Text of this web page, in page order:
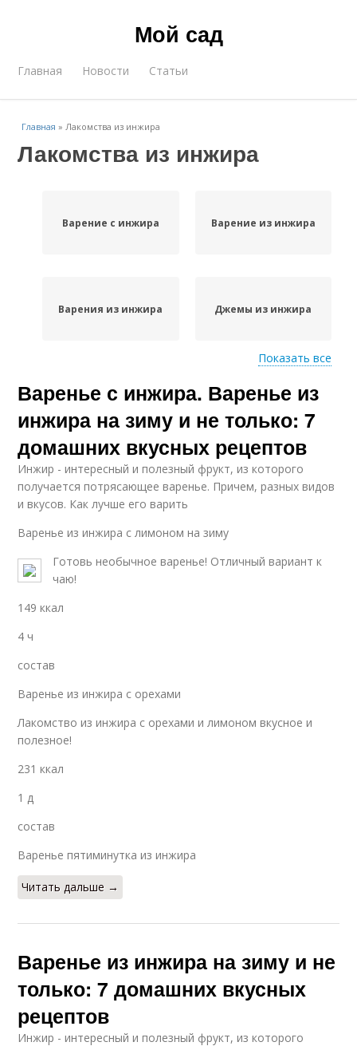
Мой сад
Главная Новости Статьи
Главная »Лакомства из инжира
Лакомства из инжира
Варение с инжира Варение из инжира
Варения из инжира Джемы из инжира
Джема из инжира
Варение из сушеного
инжира
Инжир на зиму Заготовки из инжира
Показать все
Варенье с инжира. Варенье из
инжира на зиму и не только: 7
домашних вкусных рецептов
Инжир - интересный и полезный фрукт, из которого
получается потрясающее варенье. Причем, разных видов
и вкусов. Как лучше его варить
Варенье из инжира с лимоном на зиму
Готовь необычное варенье! Отличный вариант к
чаю!
149 ккал
4 ч
состав
Варенье из инжира с орехами
Лакомство из инжира с орехами и лимоном вкусное и
полезное!
231 ккал
1 д
состав
Варенье пятиминутка из инжира
Читать дальше →
Варенье из инжира на зиму и не
только: 7 домашних вкусных
рецептов
Инжир - интересный и полезный фрукт, из которого